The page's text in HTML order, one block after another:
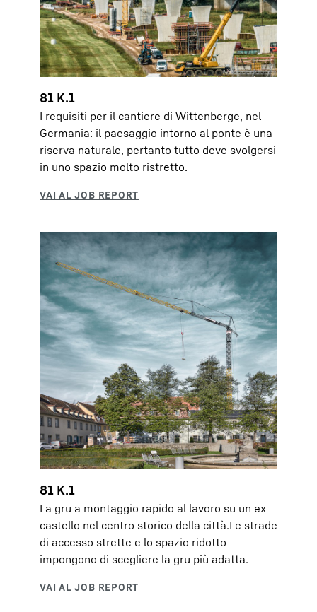
81 K.1
I requisiti per il cantiere di Wittenberge, nel
Germania: il paesaggio intorno al ponte è una
riserva naturale, pertanto tutto deve svolgersi
in uno spazio molto ristretto.
81 K.1
La gru a montaggio rapido al lavoro su un ex
castello nel centro storico della città.Le strade
di accesso strette e lo spazio ridotto
impongono di scegliere la gru più adatta.